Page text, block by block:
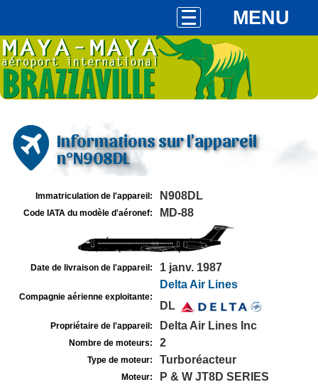
MENU
Informations sur l'appareil
n°N908DL
Immatriculation de l'appareil: N908DL
Code IATA du modèle d'aéronef: MD-88
Date de livraison de l'appareil: 1 janv. 1987
Compagnie aérienne exploitante:
Delta Air Lines
DL
Propriétaire de l'appareil: Delta Air Lines Inc
Nombre de moteurs: 2
Type de moteur: Turboréacteur
Moteur: P & W JT8D SERIES